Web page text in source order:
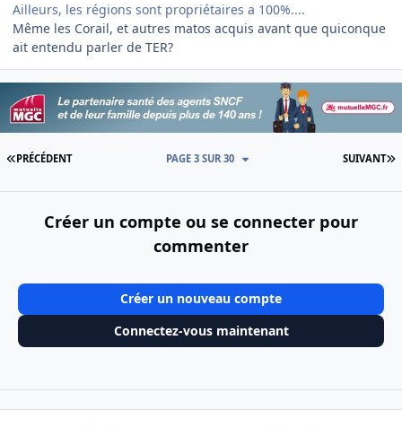
Ailleurs, les régions sont propriétaires a 100%....
Même les Corail, et autres matos acquis avant que quiconque
ait entendu parler de TER?
PREMIÈRE PAGE
PRÉCÉDENT SUIVANT
PAGE 3 SUR 30
Créer un compte ou se connecter pour
commenter
Créer un nouveau compte
Connectez-vous maintenant